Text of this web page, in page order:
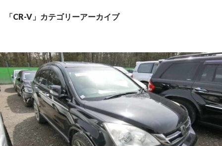
ッ「CR-V」カテゴリーアーカイブ